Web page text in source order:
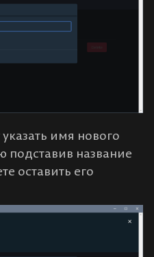
имя нового
название
оставить его